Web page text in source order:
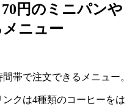
円のミニパンや
ニュー
間帯で注文できるメニュー。
クは4種類のコーヒーをは